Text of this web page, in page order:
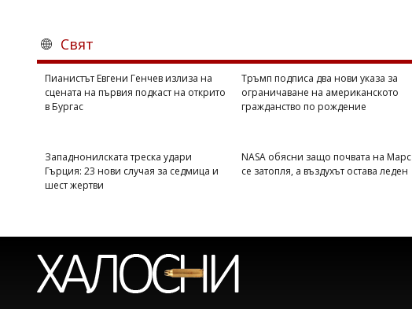
Свят
Пианистът Евгени Генчев излиза на
сцената на първия подкаст на открито
в Бургас
Тръмп подписа два нови указа за
ограничаване на американското
гражданство по рождение
Западнонилската треска удари
Гърция: 23 нови случая за седмица и
шест жертви
NASA обясни защо почвата на Марс
се затопля, а въздухът остава леден